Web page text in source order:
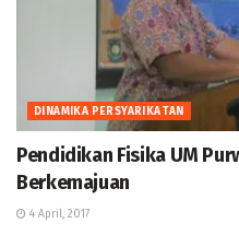
DINAMIKA PERSYARIKATAN
Pendidikan Fisika UM
Berkemajuan
4 April, 2017